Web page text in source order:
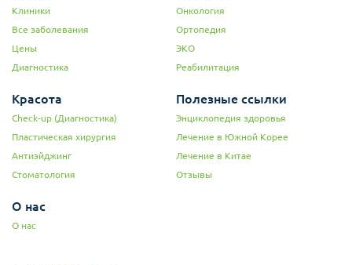
Клиники
Все заболевания
Цены
Диагностика
Онкология
Ортопедия
ЭКО
Реабилитация
Красота
Check-up (Диагностика)
Пластическая хирургия
Антиэйджинг
Стоматология
Полезные ссылки
Энциклопедия здоровья
Лечение в Южной Корее
Лечение в Китае
Отзывы
О нас
О нас